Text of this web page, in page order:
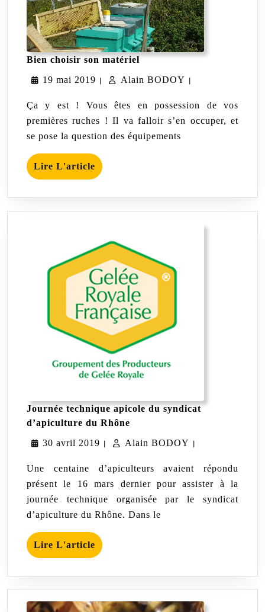
Bien choisir son matérielBien
son
19 mai 2019 19
2019
| Alain BODOY Alain
|
Ça y est ! Vous êtes en possession de vos
premières ruches ! Il va falloir s’en occuper, et
se pose la question des équipements
Lire L'article Lire
L'article
Journée technique apicole du syndicat
d’apiculture du Rhône
apicole
syndicat
du
Rhône
30 avril 2019 30
| Alain BODOY Alain
|
Une centaine d’apiculteurs avaient répondu
présent le 16 mars dernier pour assister à la
journée technique organisée par le syndicat
d’apiculture du Rhône. Dans le
Lire L'article Lire
L'article